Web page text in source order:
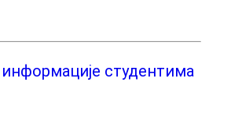
студентима